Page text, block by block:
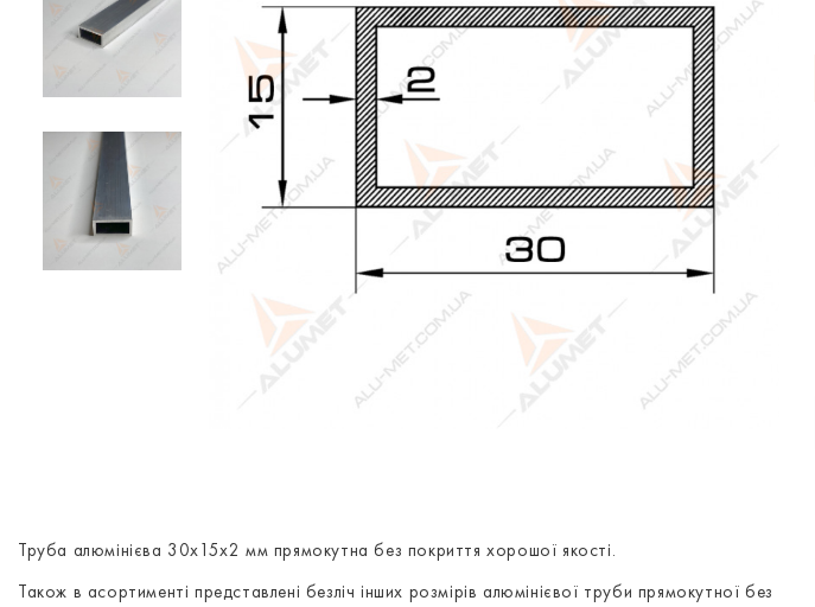
Труба алюмінієва 30х15х2 мм прямокутна без покриття хорошої якості.
Також в асортименті представлені безліч інших розмірів алюмінієвої труби прямокутної без